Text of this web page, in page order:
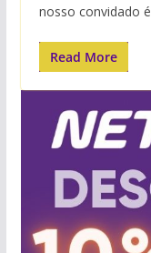
nosso convidado é
Read More